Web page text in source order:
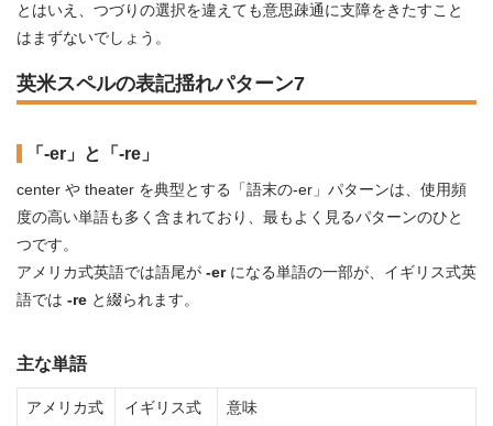
とはいえ、つづりの選択を違えても意思疎通に支障をきたすこと
はまずないでしょう。
英米スペルの表記揺れパターン7
「-er」と「-re」
center や theater を典型とする「語末の-er」パターンは、使用頻
度の高い単語も多く含まれており、最もよく見るパターンのひと
つです。
アメリカ式英語では語尾が -erになる単語の一部が、イギリス式英
語では -re と綴られます。
主な単語
アメリカ式 イギリス式 意味